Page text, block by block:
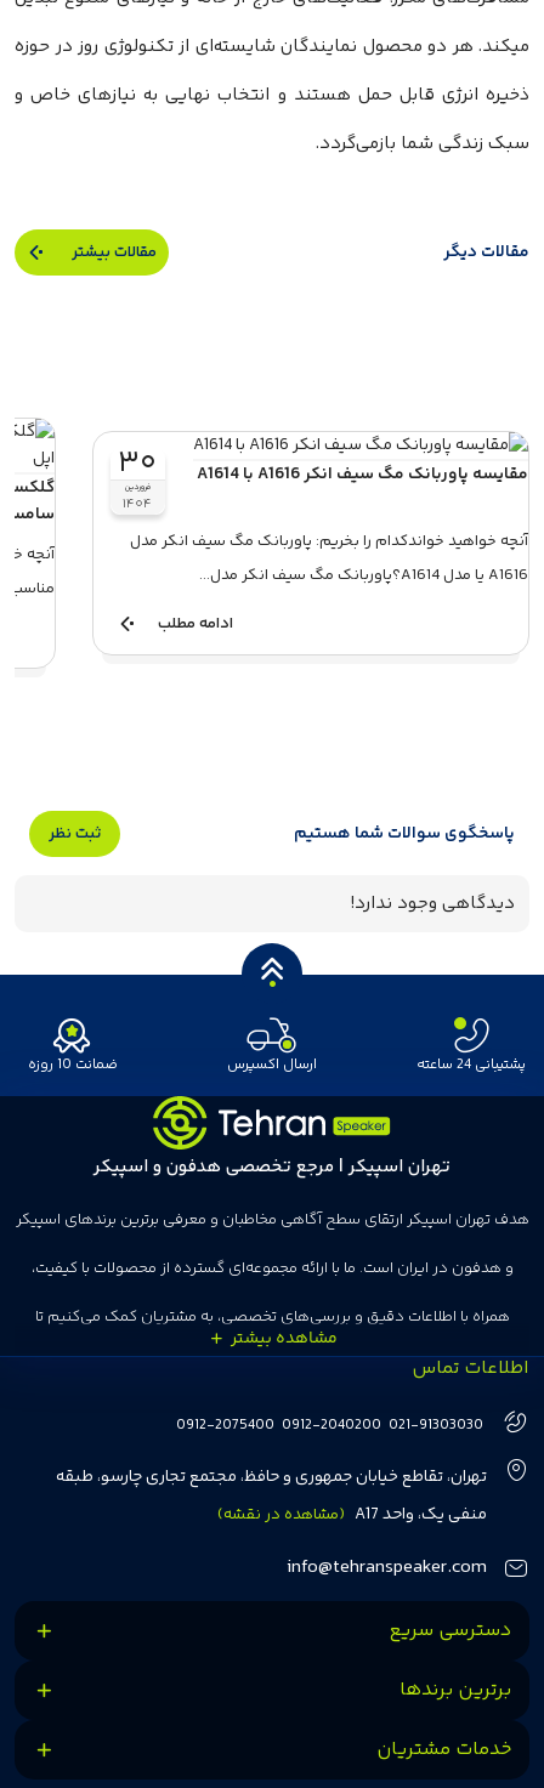
میکند. هر دو محصول نمایندگان شایسته‌ای از تکنولوژی روز در حوزه
ذخیره انرژی قابل حمل هستند و انتخاب نهایی به نیازهای خاص و
سبک زندگی شما بازمی‌گردد.
مقالات دیگر مقالات بیشتر
۳۰
فروردین
۱۴۰۴
مقایسه پاوربانک مگ سیف انکر A1616 با A1614
آنچه خواهید خواندکدام را بخریم: پاوربانک مگ سیف انکر مدل
A1616 یا مدل A1614؟پاوربانک مگ سیف انکر مدل...
ادامه مطلب
گلکسی
آنچه
پاسخگوی سوالات شما هستیم ثبت نظر
دیدگاهی وجود ندارد!
پشتیبانی 24 ساعته ارسال اکسپرس ضمانت 10 روزه
تهران اسپیکر | مرجع تخصصی هدفون و اسپیکر
هدف تهران اسپیکر ارتقای سطح آگاهی مخاطبان و معرفی برترین برندهای اسپیکر
و هدفون در ایران است. ما با ارائه مجموعه‌ای گسترده از محصولات با کیفیت،
همراه با اطلاعات دقیق و بررسی‌های تخصصی، به مشتریان کمک می‌کنیم تا
انتخاب‌های درست و هوشمندانه‌ای داشته باشند. تهران اسپیکر با تجربه‌ای بیش از
هفت سال در این زمینه، بر ایجاد تجربه خریدی آسان، سریع و مطمئن تمرکز دارد تا
مشتریان بتوانند با خیالی آسوده از انتخاب خود لذت ببرند. ما به رضایت و اعتماد
مشتریان اهمیت می‌دهیم و همواره در تلاشیم تا بهترین‌ها را برای آن‌ها فراهم
کنیم.
اطلاعات تماس
021-91303030
0912-2040200
0912-2075400
تهران، تقاطع خیابان جمهوری و حافظ، مجتمع تجاری چارسو، طبقه
منفی یک، واحد A17
(مشاهده در نقشه)
info@tehranspeaker.com
دسترسی سریع
برترین برندها
خدمات مشتریان